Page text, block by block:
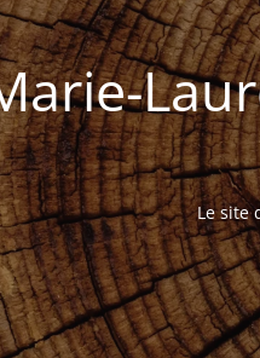
Le site